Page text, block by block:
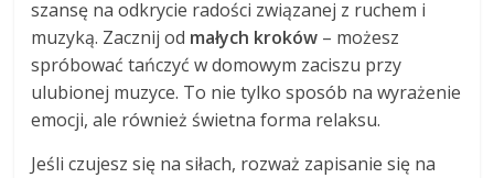
szansę na odkrycie radości związanej z ruchem i
muzyką. Zacznij od małych kroków – możesz
spróbować tańczyć w domowym zaciszu przy
ulubionej muzyce. To nie tylko sposób na wyrażenie
emocji, ale również świetna forma relaksu.
Jeśli czujesz się na siłach, rozważ zapisanie się na